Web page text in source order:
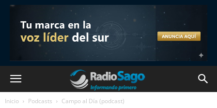
Inicio Podcasts Campo al Día (podcast)